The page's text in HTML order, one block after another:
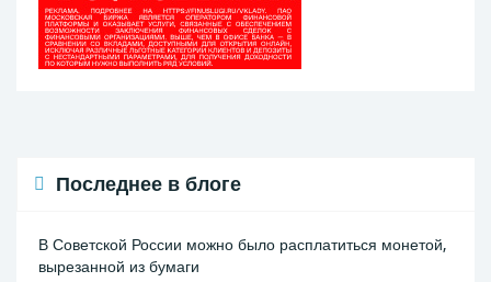
Последнее в блоге
В Советской России можно было расплатиться монетой,
вырезанной из бумаги